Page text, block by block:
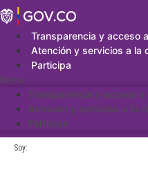
Saltar
al
contenidoTransparencia y acceso
Atención y servicios a la
Participa
Menu
Transparencia y acceso
Atención y servicios a la
Participa
Soy: